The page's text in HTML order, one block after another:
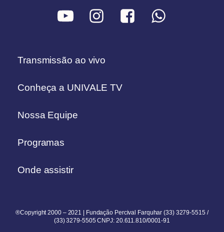
Transmissão ao vivo
Conheça a UNIVALE TV
Nossa Equipe
Programas
Onde assistir
®Copyright 2000 – 2021 | Fundação Percival Farquhar (33) 3279-5515 /
(33) 3279-5505 CNPJ: 20.611.810/0001-91